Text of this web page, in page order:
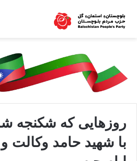
روزهایی که شکنجه
با شهید حامد وکالت